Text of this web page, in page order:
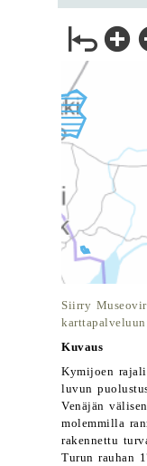
Siirry
Kuvaus
Kymijoen
luvun
Venäjän
molemmilla
rakennettu
Turun rauhan